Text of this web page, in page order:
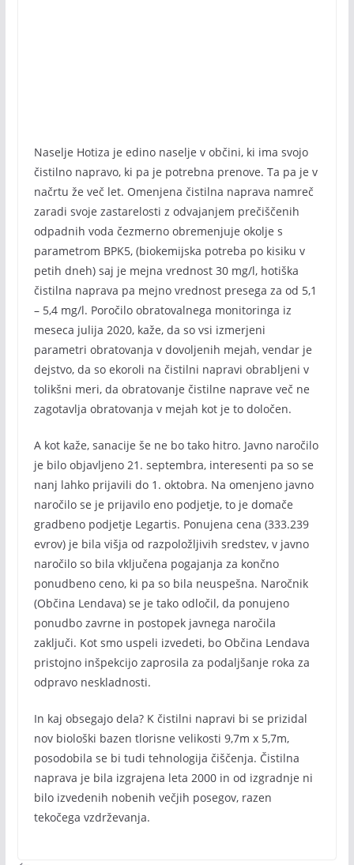
Naselje Hotiza je edino naselje v občini, ki ima svojo
čistilno napravo, ki pa je potrebna prenove. Ta pa je v
načrtu že več let. Omenjena čistilna naprava namreč
zaradi svoje zastarelosti z odvajanjem prečiščenih
odpadnih voda čezmerno obremenjuje okolje s
parametrom BPK5, (biokemijska potreba po kisiku v
petih dneh) saj je mejna vrednost 30 mg/l, hotiška
čistilna naprava pa mejno vrednost presega za od 5,1
– 5,4 mg/l. Poročilo obratovalnega monitoringa iz
meseca julija 2020, kaže, da so vsi izmerjeni
parametri obratovanja v dovoljenih mejah, vendar je
dejstvo, da so ekoroli na čistilni napravi obrabljeni v
tolikšni meri, da obratovanje čistilne naprave več ne
zagotavlja obratovanja v mejah kot je to določen.
A kot kaže, sanacije še ne bo tako hitro. Javno naročilo
je bilo objavljeno 21. septembra, interesenti pa so se
nanj lahko prijavili do 1. oktobra. Na omenjeno javno
naročilo se je prijavilo eno podjetje, to je domače
gradbeno podjetje Legartis. Ponujena cena (333.239
evrov) je bila višja od razpoložljivih sredstev, v javno
naročilo so bila vključena pogajanja za končno
ponudbeno ceno, ki pa so bila neuspešna. Naročnik
(Občina Lendava) se je tako odločil, da ponujeno
ponudbo zavrne in postopek javnega naročila
zaključi. Kot smo uspeli izvedeti, bo Občina Lendava
pristojno inšpekcijo zaprosila za podaljšanje roka za
odpravo neskladnosti.
In kaj obsegajo dela? K čistilni napravi bi se prizidal
nov biološki bazen tlorisne velikosti 9,7m x 5,7m,
posodobila se bi tudi tehnologija čiščenja. Čistilna
naprava je bila izgrajena leta 2000 in od izgradnje ni
bilo izvedenih nobenih večjih posegov, razen
tekočega vzdrževanja.